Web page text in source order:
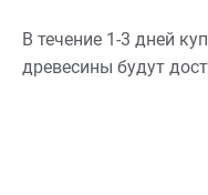
В течение 1-3 дней
древесины будут